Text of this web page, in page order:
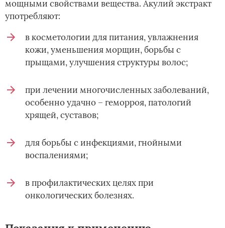
мощными свойствами вещества. Акулий экстракт
употребляют:
в косметологии для питания, увлажнения
кожи, уменьшения морщин, борьбы с
прыщами, улучшения структуры волос;
при лечении многочисленных заболеваний,
особенно удачно – геморроя, патологий
хрящей, суставов;
для борьбы с инфекциями, гнойными
воспалениями;
в профилактических целях при
онкологических болезнях.